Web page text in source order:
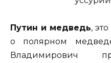
Путин и медведь,
о полярном
Владимирович